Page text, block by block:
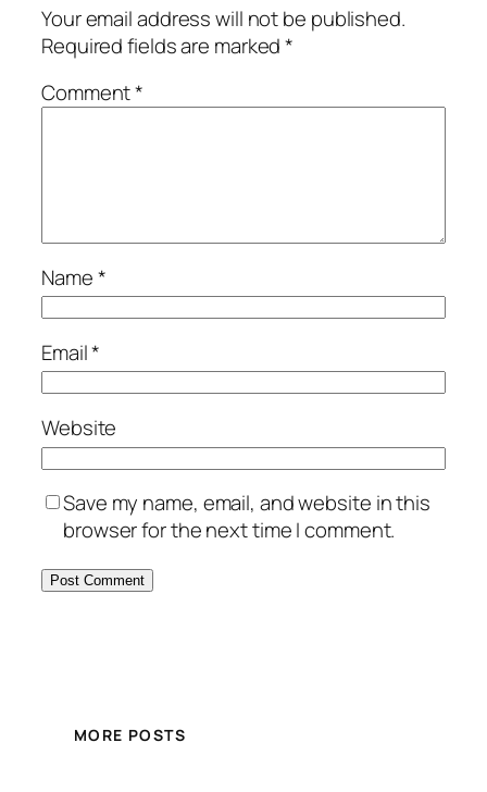
Your email address will not be published.
Required fields are marked*
Comment*
Name*
Email*
Website
Save my name, email, and website in this
browser for the next time I comment.
MORE POSTS